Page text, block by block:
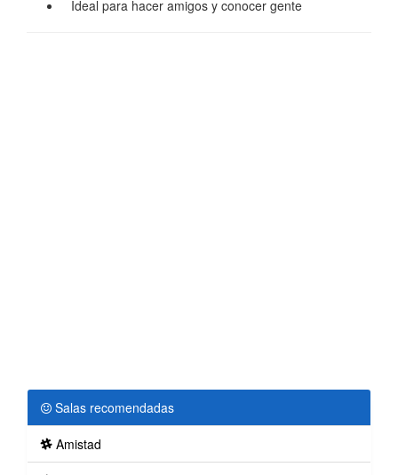
Ideal para hacer amigos y conocer gente
Salas recomendadas
Amistad